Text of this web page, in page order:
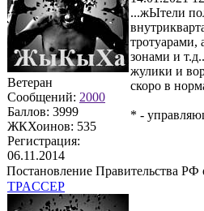
Ветеран
Сообщений: 2000
Баллов: 3999
ЖКХоинов: 535
Регистрация:
06.11.2014
...жЫтели
тротуарами,
зонами и
жулики и
скоро в
* -
Постановление Правительства РФ
TPACCEP